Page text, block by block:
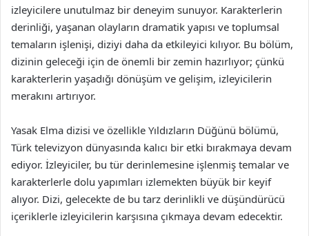
izleyicilere unutulmaz bir deneyim sunuyor. Karakterlerin
derinliği, yaşanan olayların dramatik yapısı ve toplumsal
temaların işlenişi, diziyi daha da etkileyici kılıyor. Bu bölüm,
dizinin geleceği için de önemli bir zemin hazırlıyor; çünkü
karakterlerin yaşadığı dönüşüm ve gelişim, izleyicilerin
merakını artırıyor.
Yasak Elma dizisi ve özellikle Yıldızların Düğünü bölümü,
Türk televizyon dünyasında kalıcı bir etki bırakmaya devam
ediyor. İzleyiciler, bu tür derinlemesine işlenmiş temalar ve
karakterlerle dolu yapımları izlemekten büyük bir keyif
alıyor. Dizi, gelecekte de bu tarz derinlikli ve düşündürücü
içeriklerle izleyicilerin karşısına çıkmaya devam edecektir.